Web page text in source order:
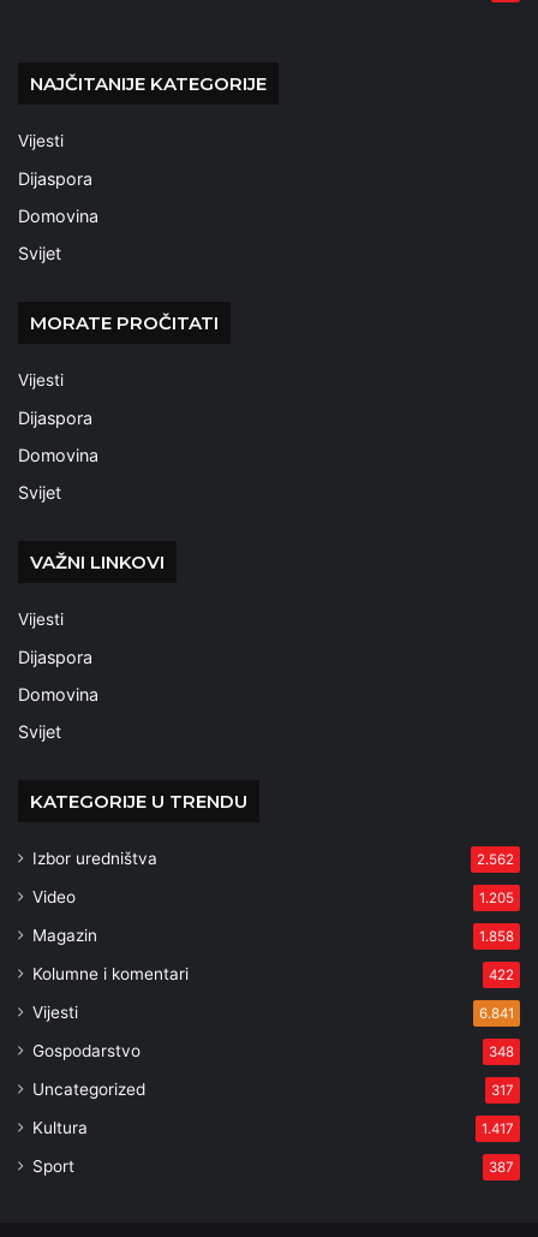
NAJČITANIJE KATEGORIJE
Vijesti
Dijaspora
Domovina
Svijet
MORATE PROČITATI
Vijesti
Dijaspora
Domovina
Svijet
VAŽNI LINKOVI
Vijesti
Dijaspora
Domovina
Svijet
KATEGORIJE U TRENDU
Izbor uredništva 2.562
Video 1.205
Magazin 1.858
Kolumne i komentari 422
Vijesti 6.841
Gospodarstvo 348
Uncategorized 317
Kultura 1.417
Sport 387